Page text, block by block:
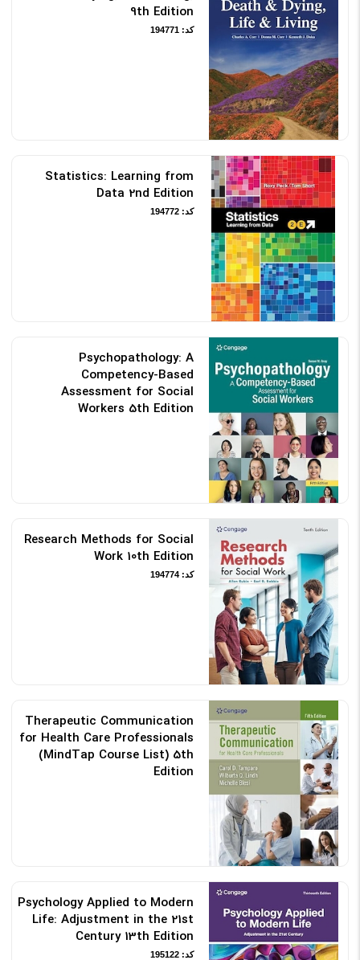
9th Edition
کد: 194771
Statistics: Learning from
Data 2nd Edition
کد: 194772
Psychopathology: A
Competency-Based
Assessment for Social
Workers 5th Edition
Research Methods for Social
Work 10th Edition
کد: 194774
Therapeutic Communication
for Health Care Professionals
(MindTap Course List) 5th
Edition
Psychology Applied to Modern
Life: Adjustment in the 21st
Century 13th Edition
کد: 195122